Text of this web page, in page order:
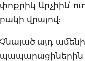
փոքրիկ Արչիին՝
բակի վրայով:
Չնայած այդ
պապարացիներին